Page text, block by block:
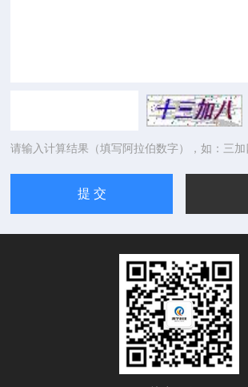
请输入计算结果（填写阿拉伯数字），如：三加